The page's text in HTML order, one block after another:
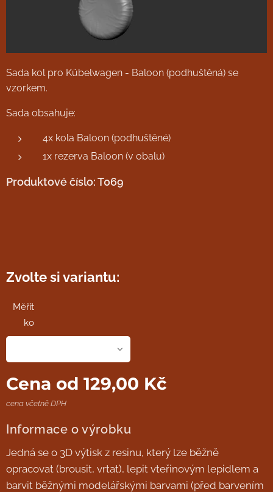
Sada kol pro Kübelwagen - Baloon (podhuštěná) se
vzorkem.
Sada obsahuje:
4x kola Baloon (podhuštěné)
1x rezerva Baloon (v obalu)
Produktové číslo: T069
Zvolte si variantu:
Měřít
ko
Cena od 129,00 Kč
cena včetně DPH
Informace o výrobku
Jedná se o 3D výtisk z resinu, který lze běžně
opracovat (brousit, vrtat), lepit vteřinovým lepidlem a
barvit běžnými modelářskými barvami (před barvením